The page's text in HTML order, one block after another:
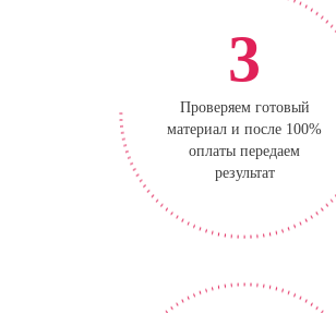
3
Проверяем готовый
материал и после 100%
оплаты передаем
результат